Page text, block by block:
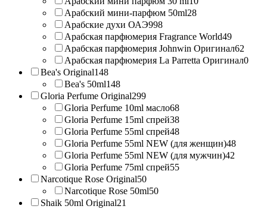
Арабский мини-парфюм 50ml28
Арабские духи ОАЭ998
Арабская парфюмерия Fragrance World49
Арабская парфюмерия Johnwin Оригинал62
Арабская парфюмерия La Parretta Оригинал0
Bea's Original148
Bea's 50ml148
Gloria Perfume Original299
Gloria Perfume 10ml масло68
Gloria Perfume 15ml спрей38
Gloria Perfume 55ml спрей48
Gloria Perfume 55ml NEW (для женщин)48
Gloria Perfume 55ml NEW (для мужчин)42
Gloria Perfume 75ml спрей55
Narcotique Rose Original50
Narcotique Rose 50ml50
Shaik 50ml Original21